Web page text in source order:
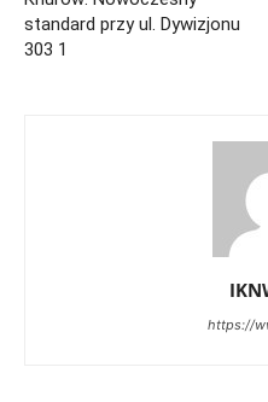
standard przy ul. Dywizjonu
303 1
https://